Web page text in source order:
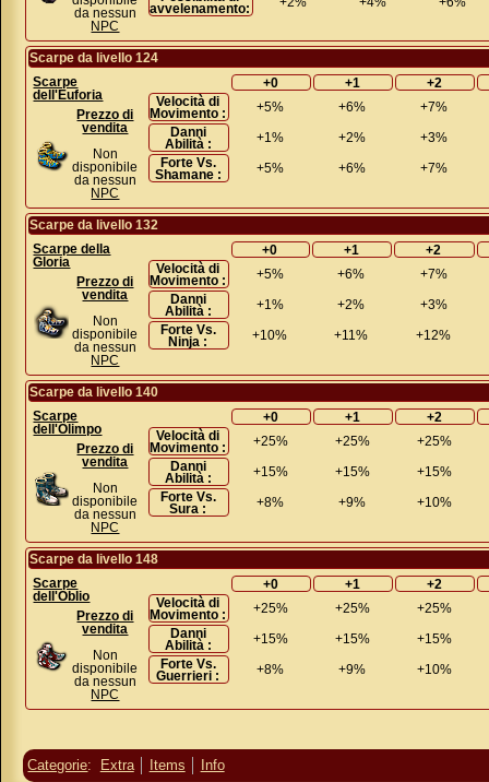
da nessun
NPC
avvelenamento:
Scarpe da livello 124
Scarpe
dell'Euforia
Prezzo di
vendita
Non
disponibile
da nessun
NPC
+0 +1
+2
Velocità di
Movimento :
+5% +6% +7%
Danni
Abilità :
+1% +2% +3%
Forte Vs.
Shamane :
+5% +6% +7%
Scarpe da livello 132
Scarpe della
Gloria
Prezzo di
vendita
Non
disponibile
da nessun
NPC
+0 +1
+2
Velocità di
Movimento :
+5% +6% +7%
Danni
Abilità :
+1% +2% +3%
Forte Vs.
Ninja :
+10% +11% +12%
Scarpe da livello 140
Scarpe
dell'Olimpo
Prezzo di
vendita
Non
disponibile
da nessun
NPC
+0 +1
+2
Velocità di
Movimento :
+25% +25% +25%
Danni
Abilità :
+15% +15% +15%
Forte Vs.
Sura :
+8% +9% +10%
Scarpe da livello 148
Scarpe
dell'Oblio
Prezzo di
vendita
Non
disponibile
da nessun
NPC
+0 +1
+2
Velocità di
Movimento :
+25% +25% +25%
Danni
Abilità :
+15% +15% +15%
Forte Vs.
Guerrieri :
+8% +9% +10%
Categorie: Extra Items Info